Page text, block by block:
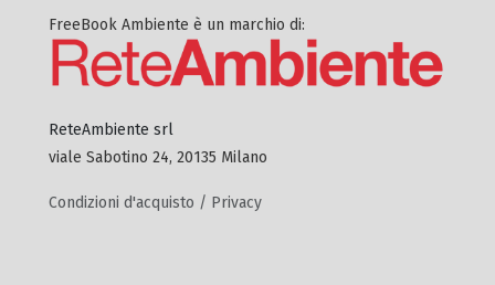
FreeBook Ambiente è un marchio di:
ReteAmbiente srl
viale Sabotino 24, 20135 Milano
Condizioni d'acquisto / Privacy